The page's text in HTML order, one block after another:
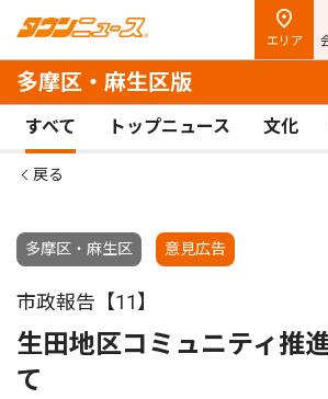
エリア
多摩区・麻生区版
すべて トップニュース 文化
戻る
多摩区・麻生区 意見広告
市政報告【11】
生田地区コミュニティ推
て